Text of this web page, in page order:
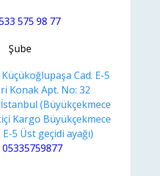
575 98 77
Şube
Küçükoğlupaşa Cad. E-5
Konak Apt. No: 32
(Büyükçekmece
Kargo Büyükçekmece
5 Üst geçidi ayağı)
05335759877